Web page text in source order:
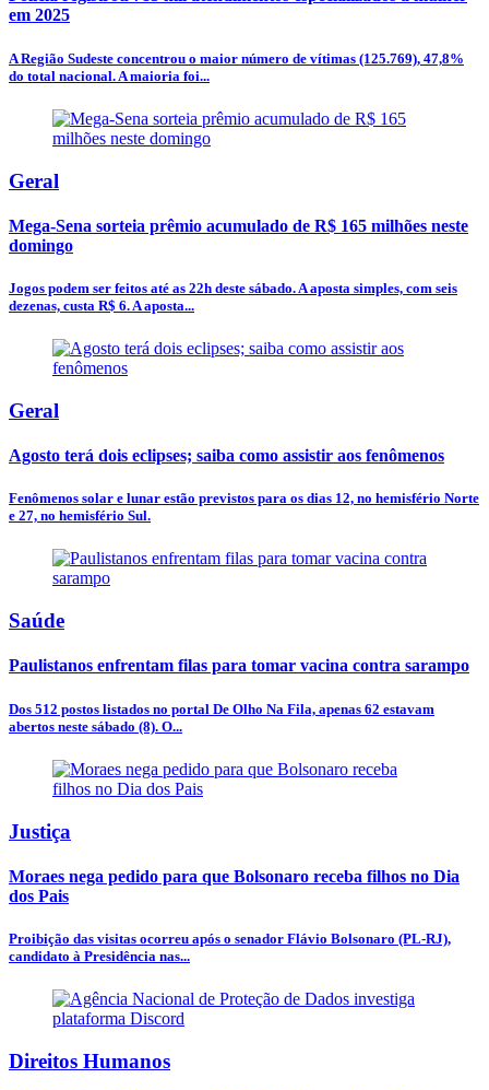
em 2025
A Região Sudeste concentrou o maior número de vítimas (125.769), 47,8%
do total nacional. A maioria foi...
Geral
Mega-Sena sorteia prêmio acumulado de R$ 165 milhões neste
domingo
Jogos podem ser feitos até as 22h deste sábado. A aposta simples, com seis
dezenas, custa R$ 6. A aposta...
Geral
Agosto terá dois eclipses; saiba como assistir aos fenômenos
Fenômenos solar e lunar estão previstos para os dias 12, no hemisfério Norte
e 27, no hemisfério Sul.
Saúde
Paulistanos enfrentam filas para tomar vacina contra sarampo
Dos 512 postos listados no portal De Olho Na Fila, apenas 62 estavam
abertos neste sábado (8). O...
Justiça
Moraes nega pedido para que Bolsonaro receba filhos no Dia
dos Pais
Proibição das visitas ocorreu após o senador Flávio Bolsonaro (PL-RJ),
candidato à Presidência nas...
Direitos Humanos